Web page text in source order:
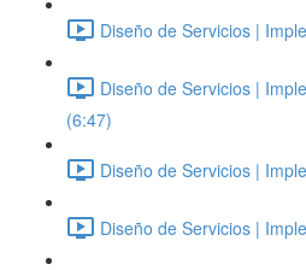
Diseño de Servicios |
Diseño de Servicios |
(6:47)
Diseño de Servicios |
Diseño de Servicios |